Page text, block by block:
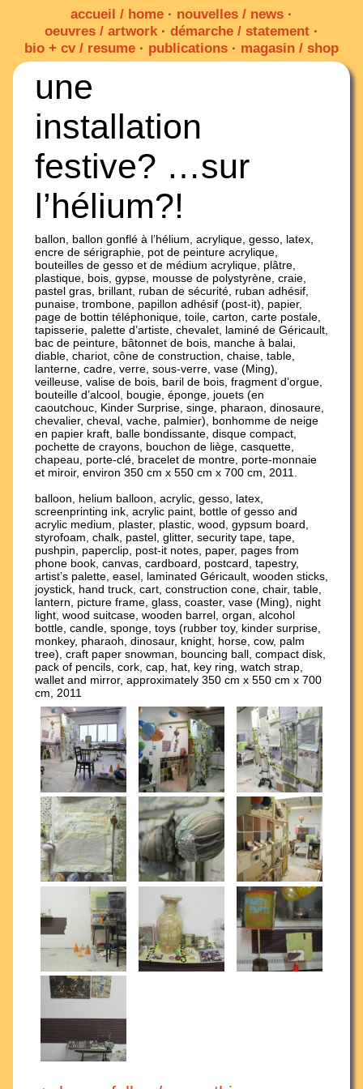
accueil / home · nouvelles / news ·
oeuvres / artwork · démarche / statement ·
bio + cv / resume · publications · magasin / shop
une
installation
festive? …sur
l’hélium?!
ballon, ballon gonflé à l’hélium, acrylique, gesso, latex,
encre de sérigraphie, pot de peinture acrylique,
bouteilles de gesso et de médium acrylique, plâtre,
plastique, bois, gypse, mousse de polystyrène, craie,
pastel gras, brillant, ruban de sécurité, ruban adhésif,
punaise, trombone, papillon adhésif (post-it), papier,
page de bottin téléphonique, toile, carton, carte postale,
tapisserie, palette d’artiste, chevalet, laminé de Géricault,
bac de peinture, bâtonnet de bois, manche à balai,
diable, chariot, cône de construction, chaise, table,
lanterne, cadre, verre, sous-verre, vase (Ming),
veilleuse, valise de bois, baril de bois, fragment d’orgue,
bouteille d’alcool, bougie, éponge, jouets (en
caoutchouc, Kinder Surprise, singe, pharaon, dinosaure,
chevalier, cheval, vache, palmier), bonhomme de neige
en papier kraft, balle bondissante, disque compact,
pochette de crayons, bouchon de liège, casquette,
chapeau, porte-clé, bracelet de montre, porte-monnaie
et miroir, environ 350 cm x 550 cm x 700 cm, 2011.
balloon, helium balloon, acrylic, gesso, latex,
screenprinting ink, acrylic paint, bottle of gesso and
acrylic medium, plaster, plastic, wood, gypsum board,
styrofoam, chalk, pastel, glitter, security tape, tape,
pushpin, paperclip, post-it notes, paper, pages from
phone book, canvas, cardboard, postcard, tapestry,
artist’s palette, easel, laminated Géricault, wooden sticks,
joystick, hand truck, cart, construction cone, chair, table,
lantern, picture frame, glass, coaster, vase (Ming), night
light, wood suitcase, wooden barrel, organ, alcohol
bottle, candle, sponge, toys (rubber toy, kinder surprise,
monkey, pharaoh, dinosaur, knight, horse, cow, palm
tree), craft paper snowman, bouncing ball, compact disk,
pack of pencils, cork, cap, hat, key ring, watch strap,
wallet and mirror, approximately 350 cm x 550 cm x 700
cm, 2011